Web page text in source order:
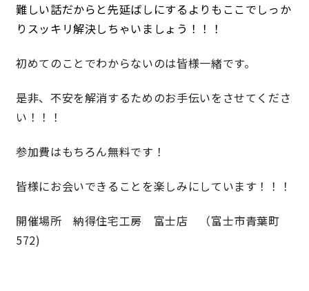
nattoku住宅 10のこだわり
家具まで標準仕様の空間コーディネート
身体に優しい自然素材の家
徹底したコストダウンの追求
難しい話だからと先延ばしにするよりもここでしっか
りスッキリ解決しちゃいましょう！！！
初めてのことでわからないのは皆様一緒です。
是非、不安を解消するためのお手伝いをさせてくださ
い！！！
参加費はもちろん無料です！
皆様にお会いできることを楽しみにしています！！！
開催場所 納得住宅工房 富士店 （富士市青葉町
572)